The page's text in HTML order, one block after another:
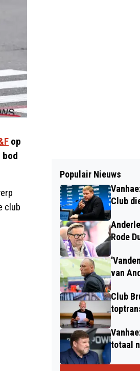
op
club
Populair Nieuws
Club
Rode
van
Club
totaal